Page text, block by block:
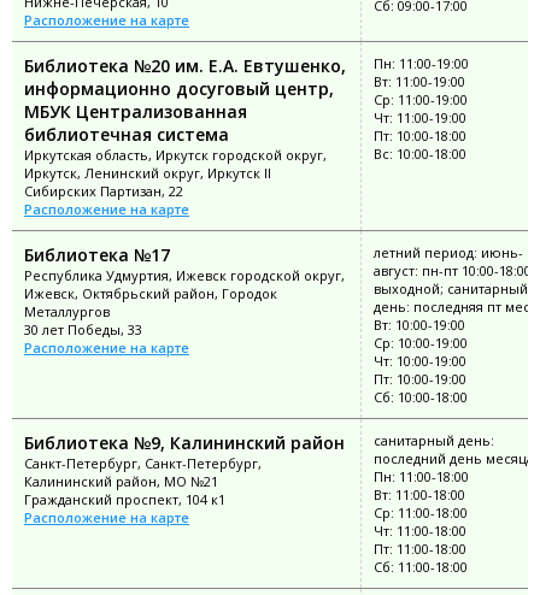
Расположение на карте
Сб: 09:00-17:00
Библиотека №20 им. Е.А. Евтушенко,
информационно досуговый центр,
МБУК Централизованная
библиотечная система
Иркутская область, Иркутск городской округ,
Иркутск, Ленинский округ, Иркутск II
Сибирских Партизан, 22
Расположение на карте
Пн: 11:00-19:00
Вт: 11:00-19:00
Ср: 11:00-19:00
Чт: 11:00-19:00
Пт: 10:00-18:00
Вс: 10:00-18:00
Библиотека №17
Республика Удмуртия, Ижевск городской округ,
Ижевск, Октябрьский район, Городок
Металлургов
30 лет Победы, 33
Расположение на карте
летний период: июнь-
август: пн-пт 10:00-18:00;
выходной; санитарный
день: последняя пт
Вт: 10:00-19:00
Ср: 10:00-19:00
Чт: 10:00-19:00
Пт: 10:00-19:00
Сб: 10:00-18:00
Библиотека №9, Калининский район
Санкт-Петербург, Санкт-Петербург,
Калининский район, МО №21
Гражданский проспект, 104 к1
Расположение на карте
санитарный день:
последний день месяца
Пн: 11:00-18:00
Вт: 11:00-18:00
Ср: 11:00-18:00
Чт: 11:00-18:00
Пт: 11:00-18:00
Сб: 11:00-18:00